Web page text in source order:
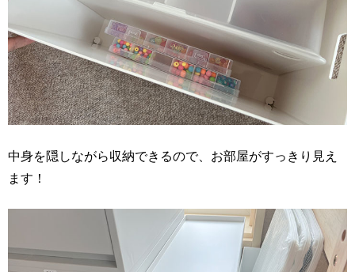
中身を隠しながら収納できるので、お部屋がすっきり見え
ます！